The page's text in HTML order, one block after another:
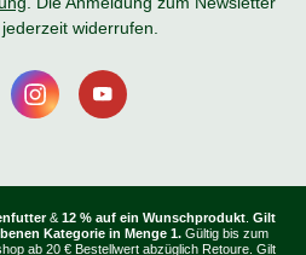
widerrufen.
& 12 % auf ein Wunschprodukt Gilt
Kategorie in Menge 1. Gültig bis zum
ab 20 € Bestellwert abzüglich Retoure. Gilt